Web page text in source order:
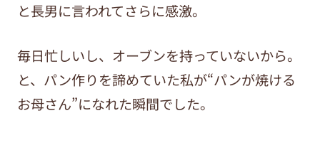
と長男に言われてさらに感激。
毎日忙しいし、オーブンを持っていないから。
と、パン作りを諦めていた私が“パンが焼ける
お母さん”になれた瞬間でした。